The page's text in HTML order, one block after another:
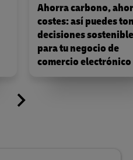
Ahorra carbono,
costes: así puedes
decisiones
para tu negocio de
comercio electrónico